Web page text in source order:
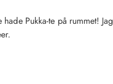
Pukka-te på rummet! Jag